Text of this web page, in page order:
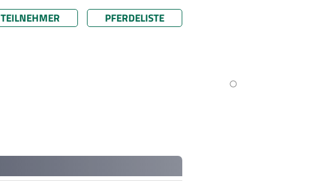
TEILNEHMER PFERDELISTE